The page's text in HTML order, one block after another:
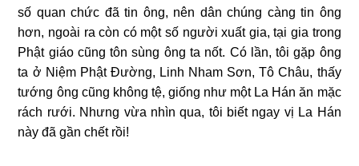
số quan chức đã tin ông, nên dân chúng càng tin ông
hơn, ngoài ra còn có một số người xuất gia, tại gia trong
Phật giáo cũng tôn sùng ông ta nốt. Có lần, tôi gặp ông
ta ở Niệm Phật Đường, Linh Nham Sơn, Tô Châu, thấy
tướng ông cũng không tệ, giống như một La Hán ăn mặc
rách rưới. Nhưng vừa nhìn qua, tôi biết ngay vị La Hán
này đã gần chết rồi!